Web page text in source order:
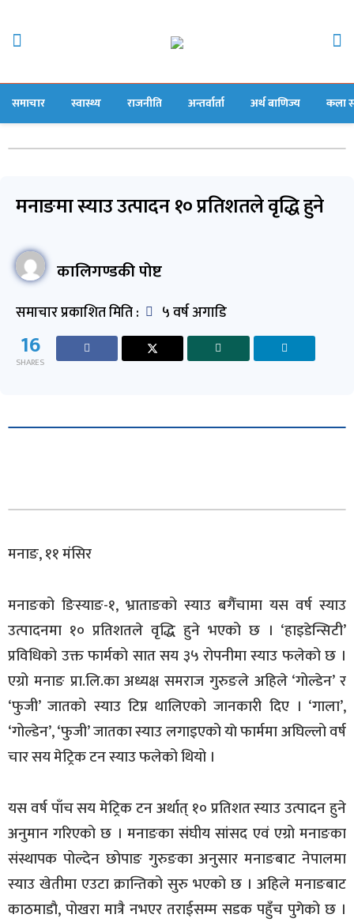
समाचार स्वास्थ्य राजनीति अन्तर्वार्ता अर्थ बाणिज्य कला
मनाङमा स्याउ उत्पादन १० प्रतिशतले वृद्धि हुने
कालिगण्डकी पोष्ट
समाचार प्रकाशित मिति : ५ वर्ष अगाडि
16
SHARES
मनाङ, ११ मंसिर
मनाङको ङिस्याङ-१, भ्राताङको स्याउ बगैंंचामा यस वर्ष स्याउ
उत्पादनमा १० प्रतिशतले वृद्धि हुने भएको छ । ‘हाइडेन्सिटी’
प्रविधिको उक्त फार्मको सात सय ३५ रोपनीमा स्याउ फलेको छ ।
एग्रो मनाङ प्रा.लि.का अध्यक्ष समराज गुरुङले अहिले ‘गोल्डेन’ र
‘फुजी’ जातको स्याउ टिप्न थालिएको जानकारी दिए । ‘गाला’,
‘गोल्डेन’, ‘फुजी’ जातका स्याउ लगाइएको याे फार्ममा अघिल्लो वर्ष
चार सय मेट्रिक टन स्याउ फलेको थियो ।
यस वर्ष पाँच सय मेट्रिक टन अर्थात् १० प्रतिशत स्याउ उत्पादन हुने
अनुमान गरिएको छ । मनाङका संघीय सांसद एवं एग्रो मनाङका
संस्थापक पोल्देन छोपाङ गुरुङका अनुसार मनाङबाट नेपालमा
स्याउ खेतीमा एउटा क्रान्तिको सुरु भएको छ । अहिले मनाङबाट
काठमाडाै, पोखरा मात्रै नभएर तराईसम्म सडक पहुँच पुगेको छ ।